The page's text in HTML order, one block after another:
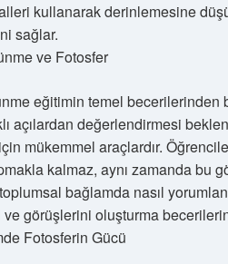
kullanarak derinlemesine
sağlar.
ve Fotosfer
eğitimin temel becerilerinden
açılardan değerlendirmesi
mükemmel araçlardır.
kalmaz, aynı zamanda bu
bağlamda nasıl
görüşlerini oluşturma
Fotosferin Gücü